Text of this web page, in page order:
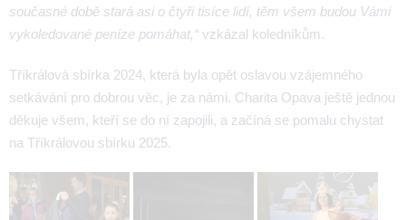
současné době stará asi o čtyři tisíce lidí, těm všem budou Vámi
vykoledované peníze pomáhat,“ vzkázal koledníkům.
Tříkrálová sbírka 2024, která byla opět oslavou vzájemného
setkávání pro dobrou věc, je za námi. Charita Opava ještě jednou
děkuje všem, kteří se do ní zapojili, a začíná se pomalu chystat
na Tříkrálovou sbírku 2025.